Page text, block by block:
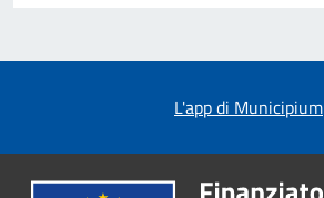
L'app di Municipium